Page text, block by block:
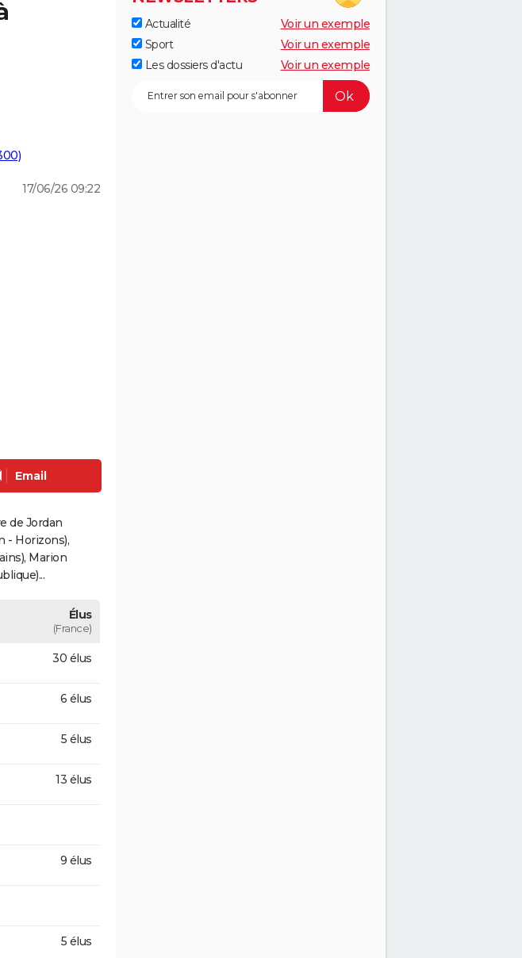
17/06/26 09:22
Email
de Jordan
- Horizons),
Marion
Élus
(France)
30 élus
6 élus
5 élus
13 élus
9 élus
5 élus
Actualité
Voir un exemple
Sport
Voir un exemple
Les dossiers d'actu
Voir un exemple